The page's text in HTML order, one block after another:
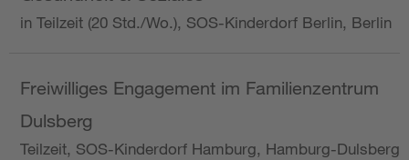
in Teilzeit (20 Std./Wo.), SOS-Kinderdorf Berlin, Berlin
Freiwilliges Engagement im Familienzentrum
Dulsberg
Teilzeit, SOS-Kinderdorf Hamburg, Hamburg-Dulsberg